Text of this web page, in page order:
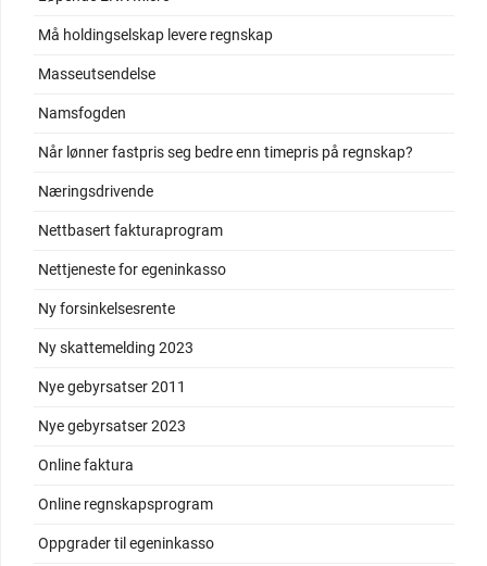
Må holdingselskap levere regnskap
Masseutsendelse
Namsfogden
Når lønner fastpris seg bedre enn timepris på regnskap?
Næringsdrivende
Nettbasert fakturaprogram
Nettjeneste for egeninkasso
Ny forsinkelsesrente
Ny skattemelding 2023
Nye gebyrsatser 2011
Nye gebyrsatser 2023
Online faktura
Online regnskapsprogram
Oppgrader til egeninkasso